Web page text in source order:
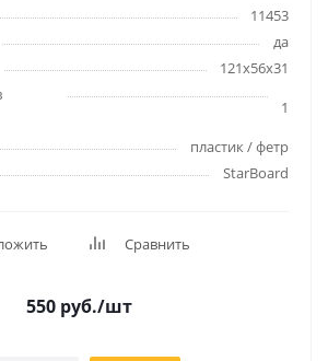
11453
да
121x56x31
1
пластик / фетр
StarBoard
Сравнить
550 руб./шт